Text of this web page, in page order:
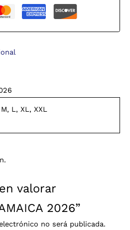
M, L, XL, XXL
valorar
2026”
no será publicada.